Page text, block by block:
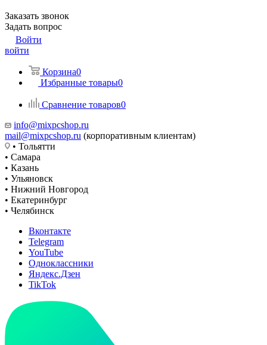
Заказать звонок
Задать вопрос
Войти
войти
Корзина0
Избранные товары0
Сравнение товаров0
info@mixpcshop.ru
mail@mixpcshop.ru (корпоративным клиентам)
• Тольятти
• Самара
• Казань
• Ульяновск
• Нижний Новгород
• Екатеринбург
• Челябинск
Вконтакте
Telegram
YouTube
Одноклассники
Яндекс.Дзен
TikTok